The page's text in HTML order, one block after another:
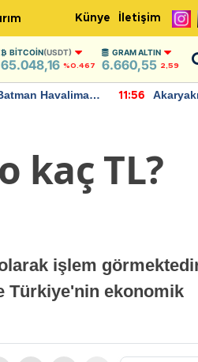
Künye İletişim
BITCOIN(USDT)
65.048,16 %0.467
GRAM ALTIN
6.660,55 2,59
Havalimanı
11:56
kaç TL?
işlem
Türkiye'nin ekonomik